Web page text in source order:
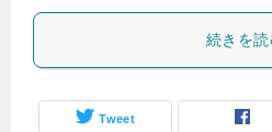
続きを
Tweet